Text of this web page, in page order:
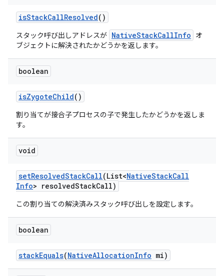
isStackCallResolved()
スタック呼び出しアドレスが NativeStackCallInfo
オ
ブジェクトに解決されたかどうかを返します。
boolean
isZygoteChild()
割り当てが接合子プロセスの子で発生したかどうかを返しま
す。
void
setResolvedStackCall(List<NativeStackCall
Info> resolvedStackCall)
この割り当ての解決済みスタック呼び出しを設定します。
boolean
stackEquals(NativeAllocationInfo mi)